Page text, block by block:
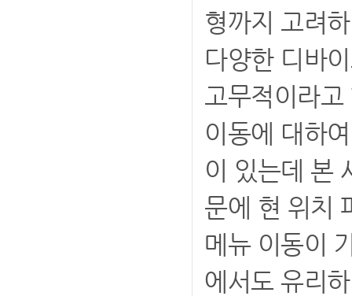
형까지 고려
다양한 디바
고무적이라
이동에 대하
이 있는데 본
문에 현 위치
메뉴 이동이
에서도 유리